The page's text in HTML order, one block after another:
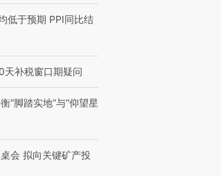
低于预期 PPI同比结
天补税窗口期疑问
“脚踏实地”与“仰望星
会 拟向关键矿产投